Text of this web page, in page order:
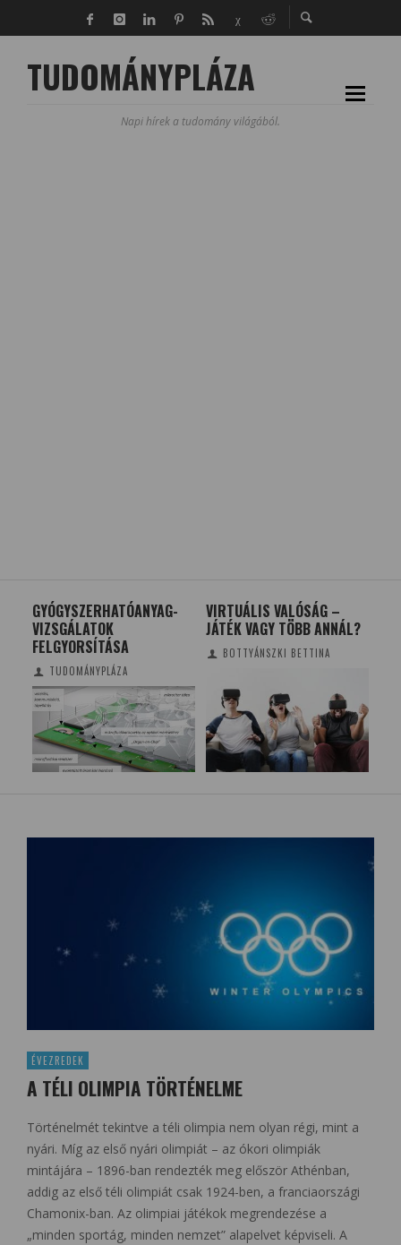
TUDOMÁNYPLÁZA
Napi hírek a tudomány világából.
GYÓGYSZERHATÓANYAG-
VIZSGÁLATOK
FELGYORSÍTÁSA
TUDOMÁNYPLÁZA
VIRTUÁLIS VALÓSÁG­­­­­­­ –
JÁTÉK VAGY TÖBB ANNÁL?
BOTTYÁNSZKI BETTINA
ÉVEZREDEK
A TÉLI OLIMPIA TÖRTÉNELME
Történelmét tekintve a téli olimpia nem olyan régi, mint a
nyári. Míg az első nyári olimpiát – az ókori olimpiák
mintájára – 1896-ban rendezték meg először Athénban,
addig az első téli olimpiát csak 1924-ben, a franciaországi
Chamonix-ban. Az olimpiai játékok megrendezése a
„minden sportág, minden nemzet” alapelvet képviseli. A